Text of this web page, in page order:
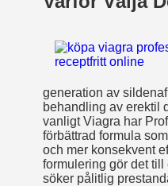
generation av
behandling av erektil
vanligt Viagra har
förbättrad formula
och mer konsekvent
formulering gör det
söker pålitlig